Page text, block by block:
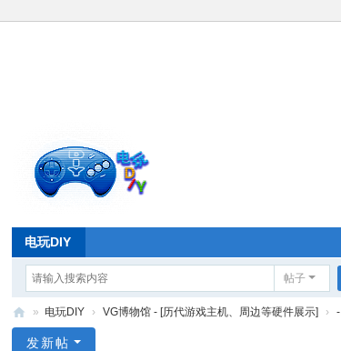
电玩DIY
帖子
» 电玩DIY › VG博物馆 - [历代游戏主机、周边等硬件展示] ›
发新帖